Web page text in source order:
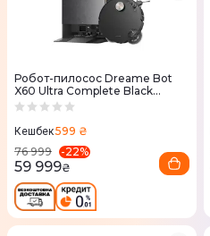
Робот-пилосос Dreame Bot
X60 Ultra Complete Black
(RLX87DE-bl)
Кешбек599 ₴
76 999
-22%
59 999₴